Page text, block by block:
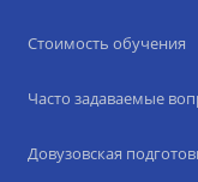
Стоимость обучения
Часто задаваемые
Довузовская